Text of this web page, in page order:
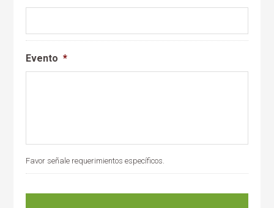
Evento *
Favor señale requerimientos específicos.